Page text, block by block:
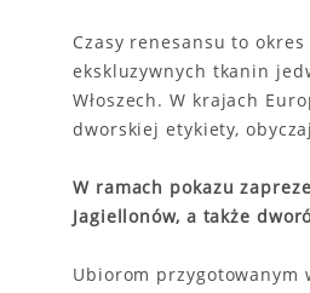
Czasy renesansu to
ekskluzywnych tkanin
Włoszech. W krajach
dworskiej etykiety,
W ramach pokazu
Jagiellonów, a także
Ubiorom przygotowanym